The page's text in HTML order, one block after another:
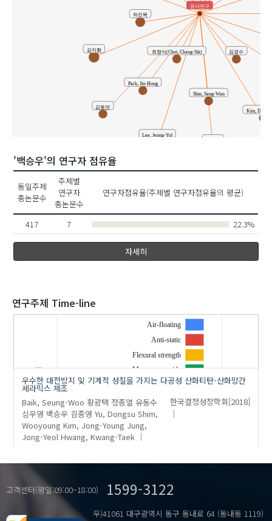
Kim, Dong-
Lee, Jeong-Yol
Park, Jin-Hong
Shin, Sang-Wan
김경수
김동연
김지환 최창식(Choi, Chang-Sik)
허진목
유사연구
'백승우'의 연구자 점유율
동일주제
총논문수
주제별
연구자
총논문수
연구자점유율(주제별 연구자점유율의 평균)
417 7 22.3%
자세히
연구주제 Time-line
Air-floating
Anti-static
Flexural strength
Manganeseoxide
Porousceramic
Titanium oxide
우수한 대전방지 및 기계적 성질을 가지는 다공성 산화티탄-산화망간
세라믹스 제조
Baik, Seung-Woo 황광택 정종열 유동수
심우영 백승우 김종영 Yu, Dongsu Shim,
Wooyoung Kim, Jong-Young Jung,
Jong-Yeol Hwang, Kwang-Taek
한국결정성장학회[2018]
고객센터(평일:09:00~18:00) 1599-3122
우)41061 대구광역시 동구 동내로 64 (동내동 1119)